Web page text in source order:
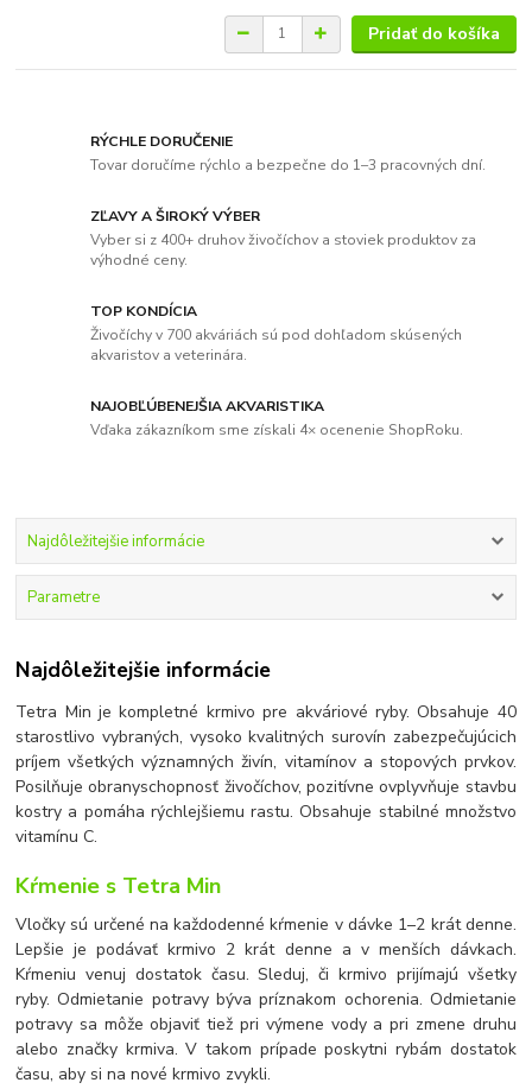
Pridať do košíka
RÝCHLE DORUČENIE
Tovar doručíme rýchlo a bezpečne do 1–3 pracovných dní.
ZĽAVY A ŠIROKÝ VÝBER
Vyber si z 400+ druhov živočíchov a stoviek produktov za
výhodné ceny.
TOP KONDÍCIA
Živočíchy v 700 akváriách sú pod dohľadom skúsených
akvaristov a veterinára.
NAJOBĽÚBENEJŠIA AKVARISTIKA
Vďaka zákazníkom sme získali 4× ocenenie ShopRoku.
Najdôležitejšie informácie
Parametre
Najdôležitejšie informácie
Tetra Min je kompletné krmivo pre akváriové ryby. Obsahuje 40
starostlivo vybraných, vysoko kvalitných surovín zabezpečujúcich
príjem všetkých významných živín, vitamínov a stopových prvkov.
Posilňuje obranyschopnosť živočíchov, pozitívne ovplyvňuje stavbu
kostry a pomáha rýchlejšiemu rastu. Obsahuje stabilné množstvo
vitamínu C.
Kŕmenie s Tetra Min
Vločky sú určené na každodenné kŕmenie v dávke 1–2 krát denne.
Lepšie je podávať krmivo 2 krát denne a v menších dávkach.
Kŕmeniu venuj dostatok času. Sleduj, či krmivo prijímajú všetky
ryby. Odmietanie potravy býva príznakom ochorenia. Odmietanie
potravy sa môže objaviť tiež pri výmene vody a pri zmene druhu
alebo značky krmiva. V takom prípade poskytni rybám dostatok
času, aby si na nové krmivo zvykli.